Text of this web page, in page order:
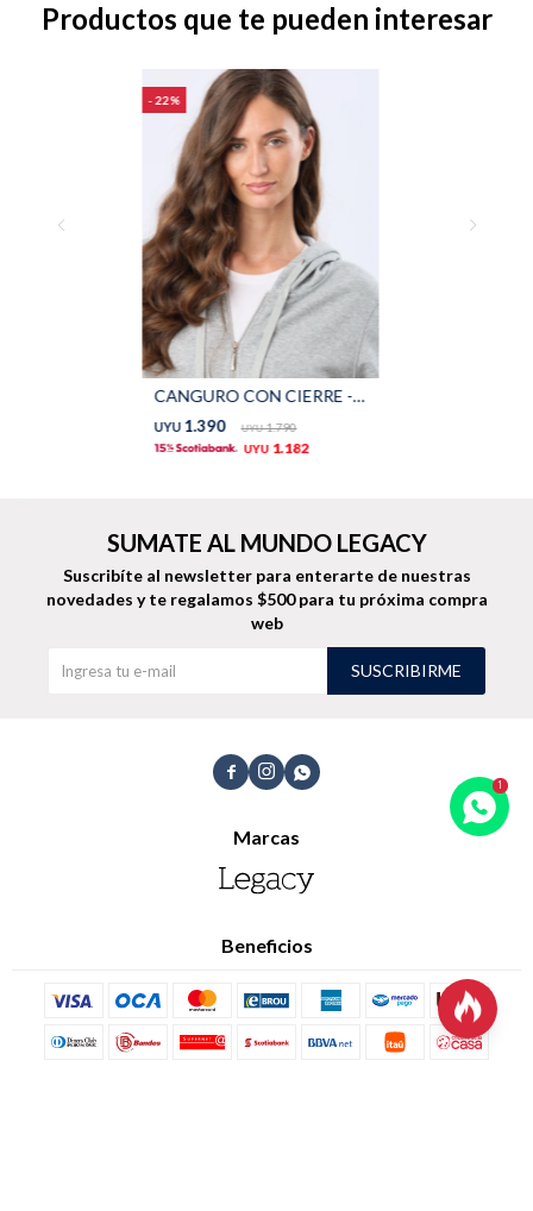
Productos que te pueden interesar
22
CANGURO CON CIERRE - Gris
UYU 1.390 UYU 1.790
UYU 1.182
  
Marcas
Beneficios
SUMATE AL MUNDO LEGACY
Suscribíte al newsletter para enterarte de nuestras
novedades y te regalamos $500 para tu próxima compra
web
SUSCRIBIRME

Bolsos y valijas Accesorios
TALLES GRANDES Uniformes empresariales
Quiero ser parte Canjear mis puntos
Uniformes empresariales